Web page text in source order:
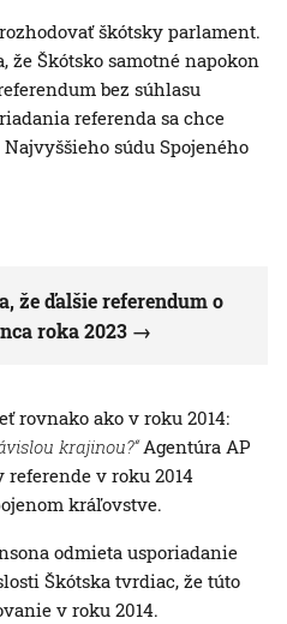
škótsky parlament.
že Škótsko samotné napokon
bez súhlasu
referenda sa chce
súdu Spojeného
že ďalšie referendum o
roka 2023
rovnako ako v roku 2014:
krajinou?“Agentúra AP
referende v roku 2014
kráľovstve.
odmieta usporiadanie
Škótska tvrdiac, že túto
v roku 2014.